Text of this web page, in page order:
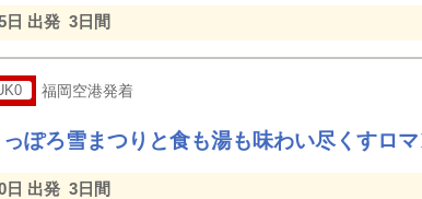
日 出発 3日間
福岡空港発着
っぽろ雪まつりと食も湯も味わい尽くすロ
日 出発 3日間